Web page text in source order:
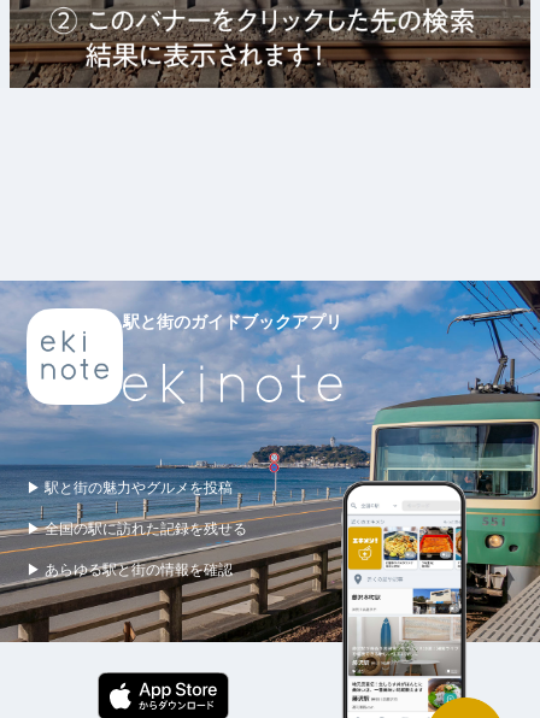
駅と街のガイドブックアプリ
▶ 駅と街の魅力やグルメを投稿
▶ 全国の駅に訪れた記録を残せる
▶ あらゆる駅と街の情報を確認